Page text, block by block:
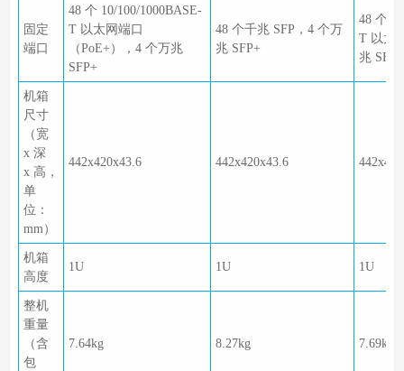
固定
端口
48 个 10/100/1000BASE-
T 以太网端口
（PoE+），4 个万兆
SFP+
48 个千兆 SFP，4 个万
兆 SFP+
48 个
T 以太
兆 SFP+
机箱
尺寸
（宽
x 深
x 高，
单
位：
mm）
442x420x43.6 442x420x43.6
机箱
高度
1U 1U 1U
整机
重量
（含
包
7.64kg 8.27kg 7.69kg